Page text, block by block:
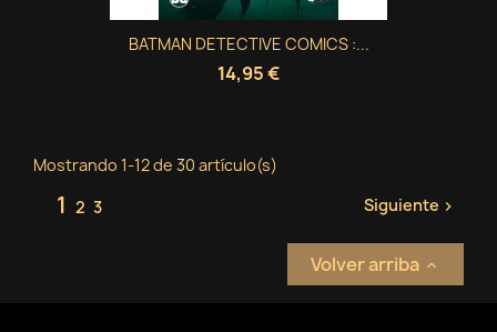
BATMAN DETECTIVE COMICS :...
14,95 €
Mostrando 1-12 de 30 artículo(s)
1 2 3 Siguiente 
Volver arriba 